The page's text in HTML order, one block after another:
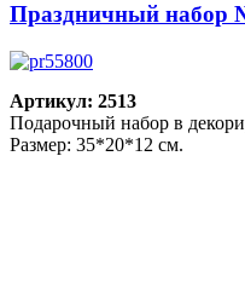
Праздничный набор
Артикул: 2513
Подарочный набор в
Размер: 35*20*12 см.